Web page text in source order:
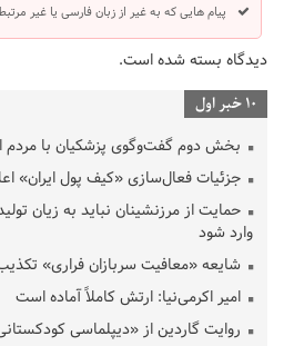
پیام هایی که به غیر از زبان فارسی یا غیر
دیدگاه بسته شده است.
10 خبر اول
بخش دوم گفت‌وگوی پزشکیان با
جزئیات فعال‌سازی «کیف پول ایران»
حمایت از مرزنشینان نباید به زیان
وارد شود
شایعه «معافیت سربازان فراری»
امیر اکرمی‌نیا: ارتش کاملاً آماده است
روایت گاردین از «دیپلماسی